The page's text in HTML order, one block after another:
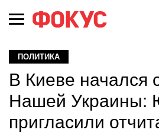
ПОЛИТИКА
В Киеве начался
Нашей Украины:
пригласили